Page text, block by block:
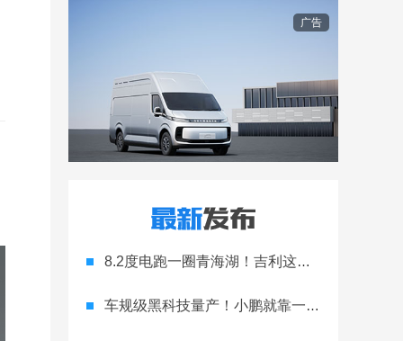
广告
8.2度电跑一圈青海湖！吉利这波电驱技术有点狠
车规级黑科技量产！小鹏就靠一块玻璃，直接拉开旗舰差距？